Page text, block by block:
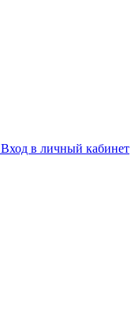
Вход в личный кабинет